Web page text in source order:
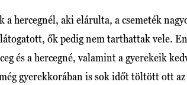
a hercegnél, aki elárulta, a csemeték
ők pedig nem tarthattak vele.
és a hercegné, valamint a gyerekeik
gyerekkorában is sok időt töltött ott az